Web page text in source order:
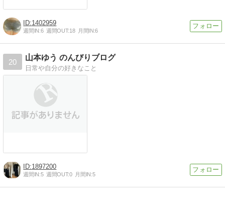
1402959
週間IN:6 週間OUT:18 月間IN:6
20
山本ゆう のんびりブログ
日常や自分の好きなこと
1897200
週間IN:5 週間OUT:0 月間IN:5